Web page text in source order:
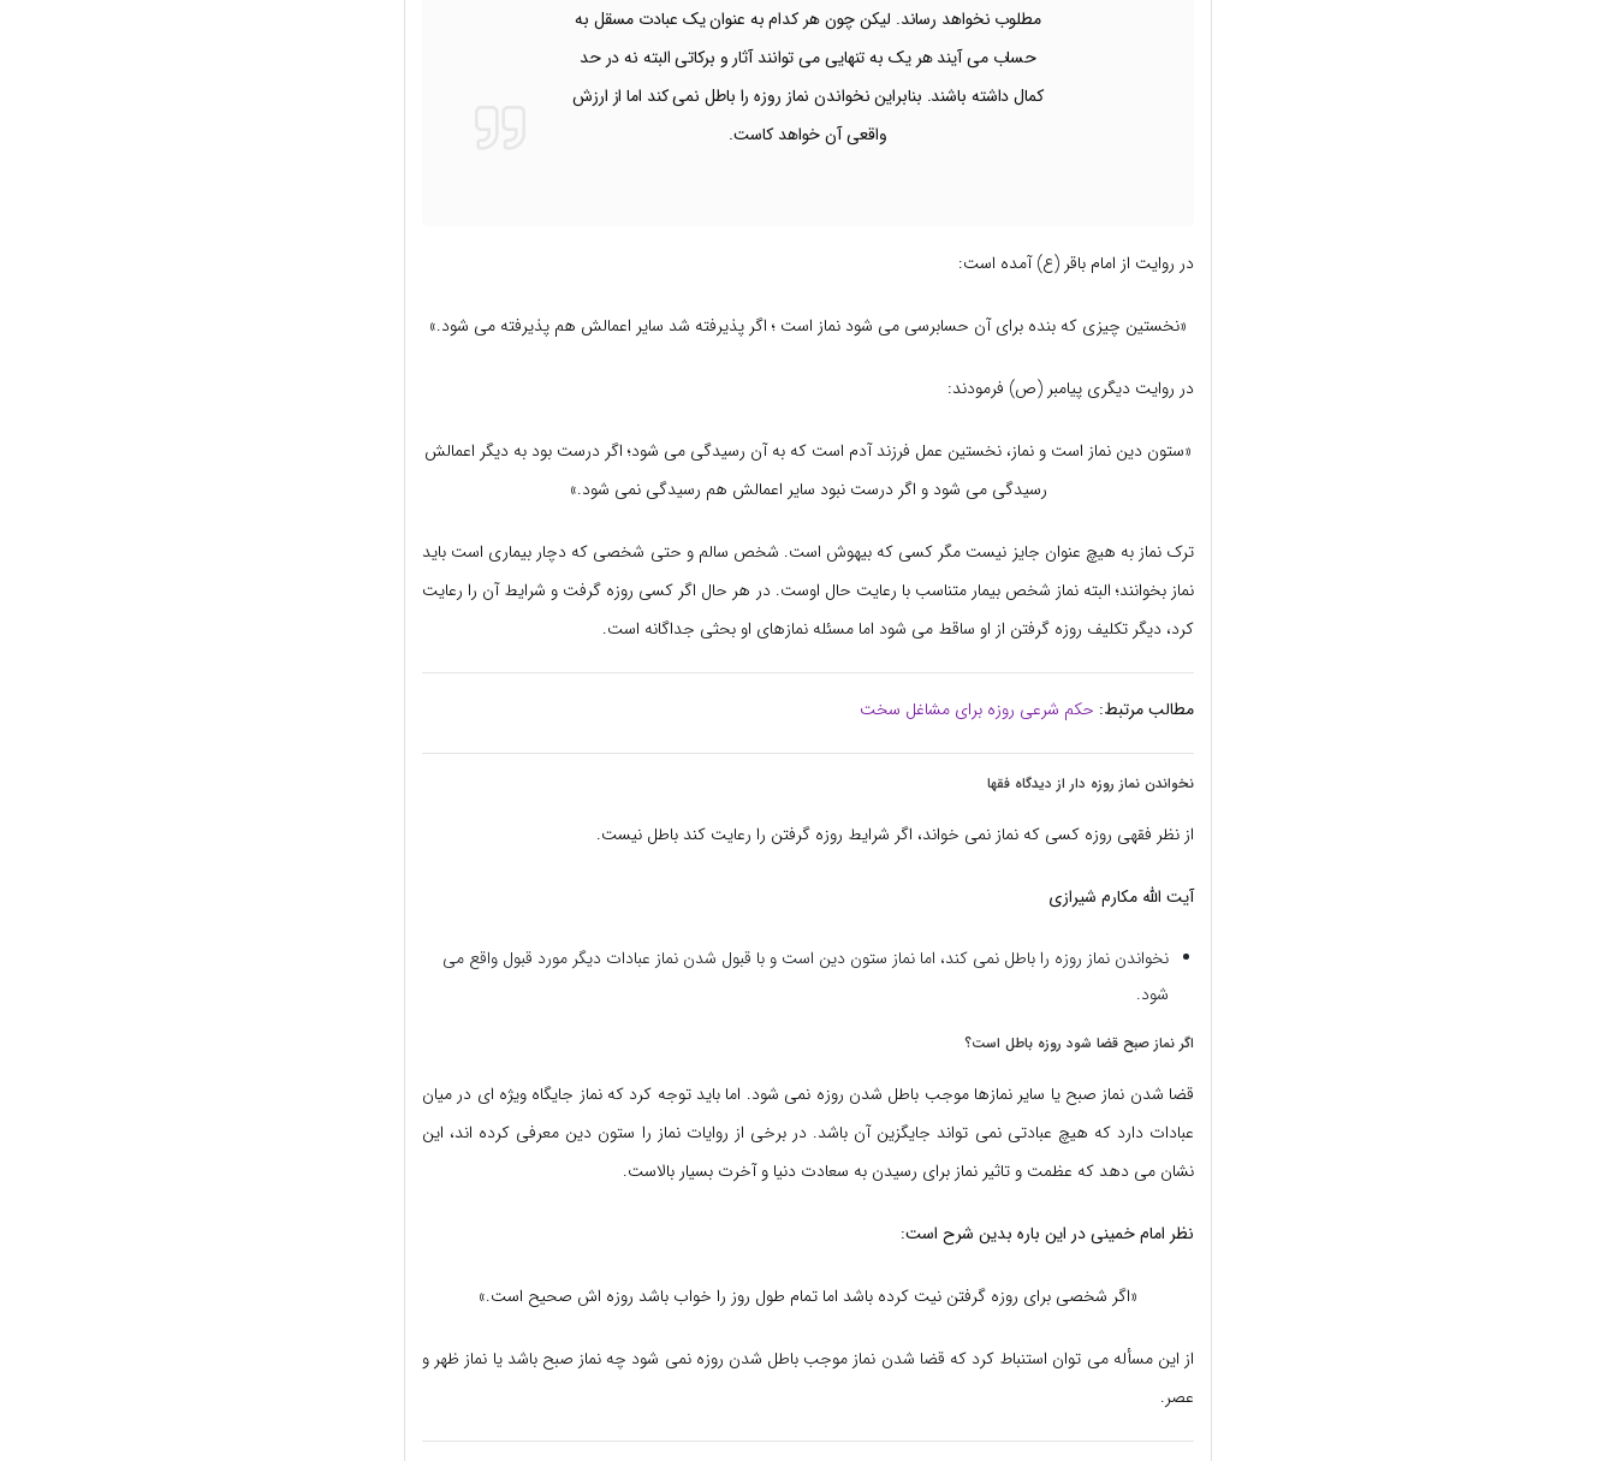
مطلوب نخواهد رساند. لیکن چون هر کدام به عنوان یک عبادت مسقل به
حساب می آیند هر یک به تنهایی می توانند آثار و برکاتی البته نه در حد
کمال داشته باشند. بنابراین نخواندن نماز روزه را باطل نمی کند اما از ارزش
واقعی آن خواهد کاست.
در روایت از امام باقر (ع) آمده است:
«نخستین چیزى كه بنده براى آن حسابرسى مى شود نماز است ؛ اگر پذیرفته شد سایر اعمالش هم پذیرفته مى شود.»
در روایت دیگری پیامبر (ص) فرمودند:
«ستون دین نماز است و نماز، نخستین عمل فرزند آدم است كه به آن رسیدگى مى شود؛ اگر درست بود به دیگر اعمالش
رسیدگى مى شود و اگر درست نبود سایر اعمالش هم رسیدگى نمى شود.»
ترک نماز به هیچ عنوان جایز نیست مگر کسی که بیهوش است. شخص سالم و حتی شخصی که دچار بیماری است باید
نماز بخوانند؛ البته نماز شخص بیمار متناسب با رعایت حال اوست. در هر حال اگر کسی روزه گرفت و شرایط آن را رعایت
کرد، دیگر تکلیف روزه گرفتن از او ساقط می شود اما مسئله نمازهای او بحثی جداگانه است.
مطالب مرتبط: حکم شرعی روزه برای مشاغل سخت
نخواندن نماز روزه دار از دیدگاه فقها
از نظر فقهی روزه کسی که نماز نمی خواند، اگر شرایط روزه گرفتن را رعایت کند باطل نیست.
آیت الله مکارم شیرازی
نخواندن نماز روزه را باطل نمی کند، اما نماز ستون دین است و با قبول شدن نماز عبادات دیگر مورد قبول واقع می
شود.
اگر نماز صبح قضا شود روزه باطل است؟
قضا شدن نماز صبح یا سایر نمازها موجب باطل شدن روزه نمی شود. اما باید توجه کرد که نماز جایگاه ویژه ای در میان
عبادات دارد که هیچ عبادتی نمی تواند جایگزین آن باشد. در برخی از روایات نماز را ستون دین معرفی کرده اند، این
نشان می دهد که عظمت و تاثیر نماز برای رسیدن به سعادت دنیا و آخرت بسیار بالاست.
نظر امام خمینی در این باره بدین شرح است:
«اگر شخصی برای روزه گرفتن نیت کرده باشد اما تمام طول روز را خواب باشد روزه اش صحیح است.»
از این مسأله می توان استنباط کرد که قضا شدن نماز موجب باطل شدن روزه نمی شود چه نماز صبح باشد یا نماز ظهر و
عصر.